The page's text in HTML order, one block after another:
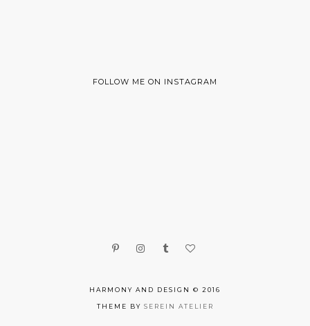
FOLLOW ME ON INSTAGRAM
HARMONY AND DESIGN © 2016
THEME BY SEREIN ATELIER